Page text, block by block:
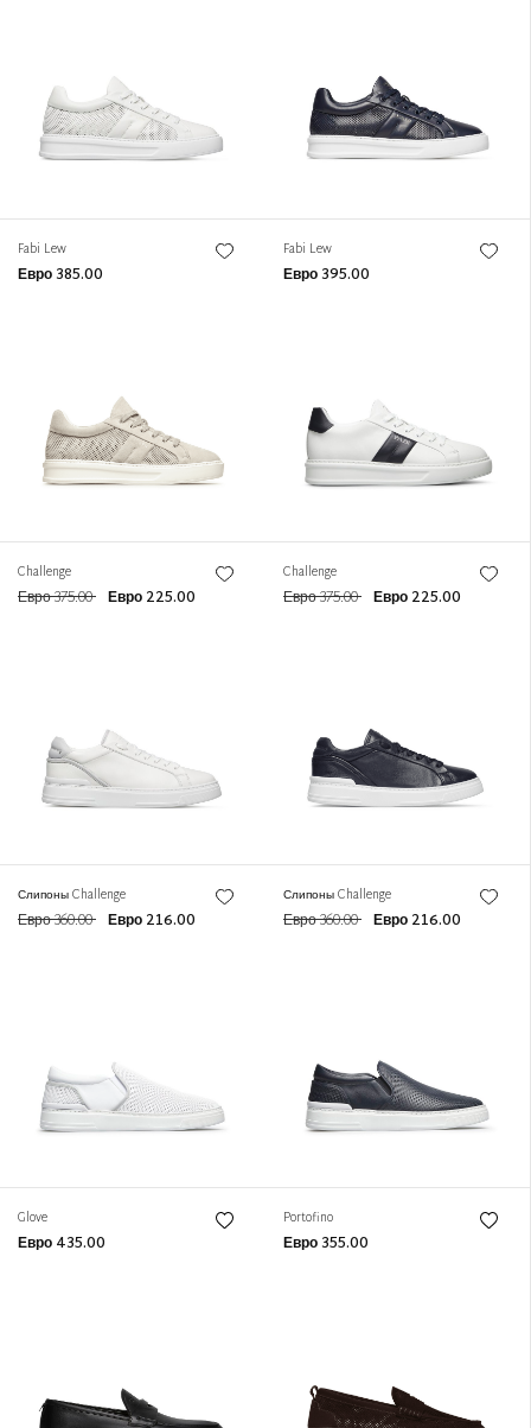
Fabi Lew
Евро 385.00
Fabi Lew
Евро 395.00
Challenge
Евро 375.00 Евро 225.00
Challenge
Евро 375.00 Евро 225.00
Слипоны Challenge
Евро 360.00 Евро 216.00
Слипоны Challenge
Евро 360.00 Евро 216.00
Glove
Евро 435.00
Portofino
Евро 355.00